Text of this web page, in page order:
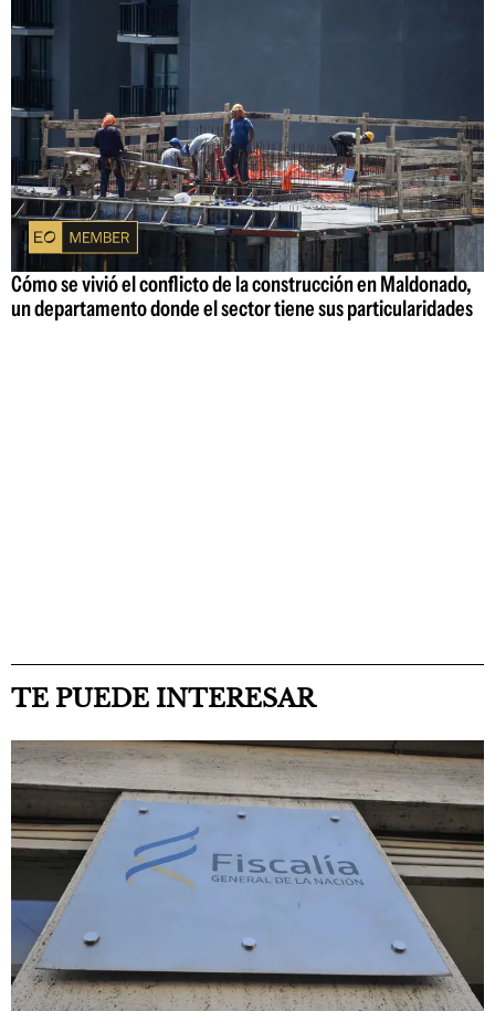
Cómo se vivió el conflicto de la construcción en Maldonado,
un departamento donde el sector tiene sus particularidades
TE PUEDE INTERESAR